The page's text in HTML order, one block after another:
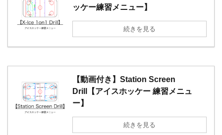
ッケー練習メニュー】
続きを見る
【動画付き】Station Screen
Drill【アイスホッケー 練習メニュ
ー】
続きを見る